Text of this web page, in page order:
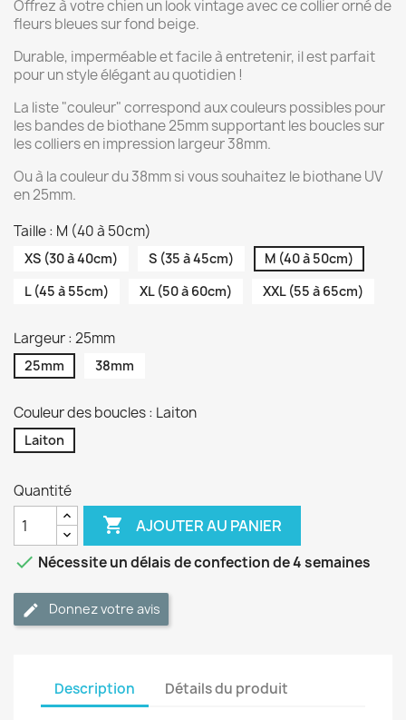
Offrez à votre chien un look vintage avec ce collier orné de
fleurs bleues sur fond beige.
Durable, imperméable et facile à entretenir, il est parfait
pour un style élégant au quotidien !
La liste "couleur" correspond aux couleurs possibles pour
les bandes de biothane 25mm supportant les boucles sur
les colliers en impression largeur 38mm.
Ou à la couleur du 38mm si vous souhaitez le biothane UV
en 25mm.
Taille : M (40 à 50cm)
XS (30 à 40cm) S (35 à 45cm)
M (40 à 50cm)
L (45 à 55cm)
XL (50 à 60cm) XXL (55 à 65cm)
Largeur : 25mm
25mm 38mm
Couleur des boucles : Laiton
Laiton
Quantité
 AJOUTER AU PANIER
 Nécessite un délais de confection de 4 semaines
Donnez votre avis
Description Détails du produit